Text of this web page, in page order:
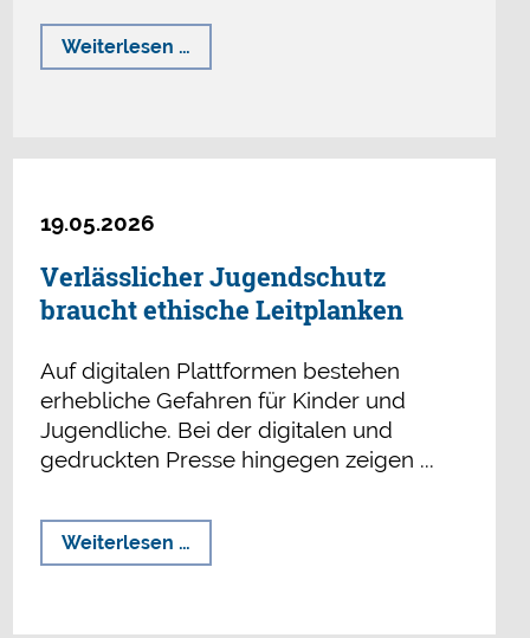
Weiterlesen …Rügen
für
Schleichwerbung
19.05.2026
Verlässlicher Jugendschutz
braucht ethische Leitplanken
Auf digitalen Plattformen bestehen
erhebliche Gefahren für Kinder und
Jugendliche. Bei der digitalen und
gedruckten Presse hingegen zeigen ...
Weiterlesen …Verlässlicher
Jugendschutz
ethische